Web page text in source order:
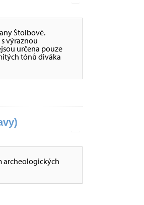
Štolbové.
výraznou
určena pouze
tónů diváka
archeologických